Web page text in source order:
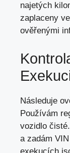
najetých
zaplaceny
ověřenými
Následuje
Používám
vozidlo
a zadám
exekucích